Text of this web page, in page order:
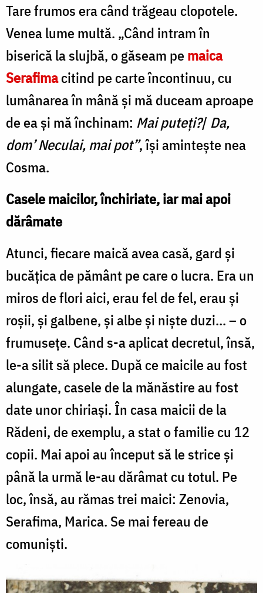
Tare frumos era când trăgeau clopotele.
Venea lume multă. „Când intram în
biserică la slujbă, o găseam pemaica
Serafimacitind pe carte încontinuu, cu
lumânarea în mână și mă duceam aproape
de ea și mă închinam: Mai puteți?/ Da,
dom’ Neculai, mai pot”, își amintește nea
Cosma.
Casele maicilor, închiriate, iar mai apoi
dărâmate
Atunci, fiecare maică avea casă, gard și
bucățica de pământ pe care o lucra. Era un
miros de flori aici, erau fel de fel, erau și
roșii, și galbene, și albe și niște duzi... – o
frumusețe. Când s-a aplicat decretul, însă,
le-a silit să plece. După ce maicile au fost
alungate, casele de la mănăstire au fost
date unor chiriaşi. În casa maicii de la
Rădeni, de exemplu, a stat o familie cu 12
copii. Mai apoi au început să le strice și
până la urmă le-au dărâmat cu totul. Pe
loc, însă, au rămas trei maici: Zenovia,
Serafima, Marica. Se mai fereau de
comuniști.